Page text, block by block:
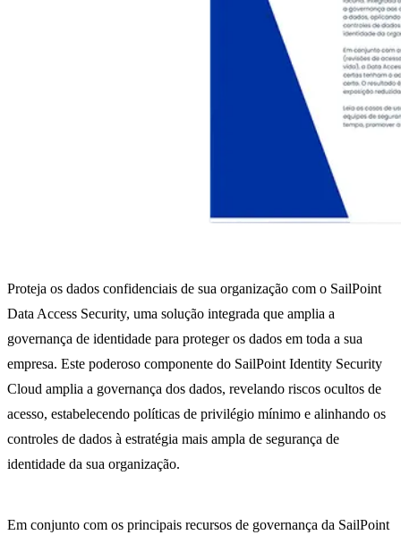
Proteja os dados confidenciais de sua organização com o SailPoint
Data Access Security, uma solução integrada que amplia a
governança de identidade para proteger os dados em toda a sua
empresa. Este poderoso componente do SailPoint Identity Security
Cloud amplia a governança dos dados, revelando riscos ocultos de
acesso, estabelecendo políticas de privilégio mínimo e alinhando os
controles de dados à estratégia mais ampla de segurança de
identidade da sua organização.
Em conjunto com os principais recursos de governança da SailPoint